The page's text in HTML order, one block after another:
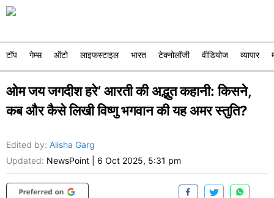
टॉप गेम्स ऑटो लाइफस्टाइल भारत टेक्नोलॉजी वीडियोज व्यापार
ओम जय जगदीश हरे’ आरती की अद्भुत कहानी: किसने,
कब और कैसे लिखी विष्णु भगवान की यह अमर स्तुति?
Edited by: Alisha Garg
Updated: NewsPoint 6 Oct 2025, 5:31 pm